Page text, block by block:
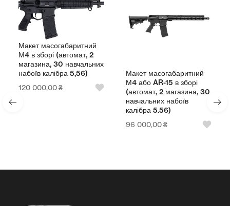
Макет масогабаритний
М4 в зборі (автомат, 2
магазина, 30 навчальних
набоїв калібра 5,56)
120 000,00₴
Макет масогабаритний
М4 або AR-15 в зборі
(автомат, 2 магазина, 30
навчальних набоїв
калібра 5.56)
96 000,00₴